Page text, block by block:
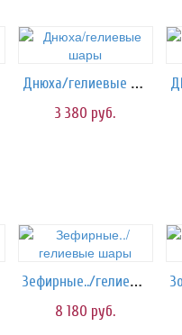
Днюха/гелиевые шары
3 380 руб.
Зефирные../гелиевые шары
8 180 руб.